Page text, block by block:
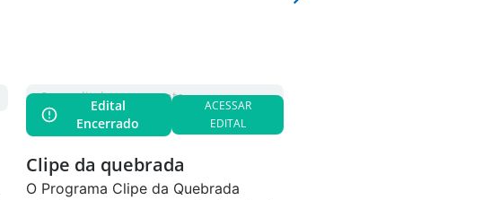
Edital
Encerrado
ACESSAR
EDITAL
Sem edital no momento
Clipe da quebrada
O Programa Clipe da Quebrada